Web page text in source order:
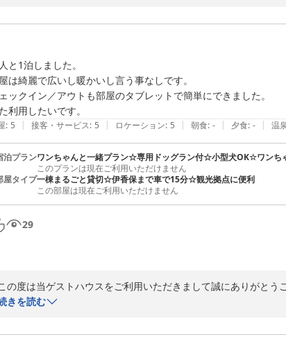
Fi環境につきましては改善を予定しております。お手間をお
後より一層快適にお過ごしいただけるよう改善改修を継続して
たのお越しをスタッフ一同お待ちしております。
01-27
と1泊しました。
は綺麗で広いし暖かいし言う事なしです。
ックイン／アウトも部屋のタブレットで簡単にできました。
利用したいです。
: 5 | 接客・サービス: 5 | ロケーション: 5 | 朝食: - | 夕食: - | 温
泊プランワンちゃんと一緒プラン☆専用ドッグラン付☆小型犬OK☆ワンち
このプランは現在ご利用いただけません
屋タイプ一棟まるごと貸切☆伊香保まで車で15分☆観光拠点に便利
この部屋は現在ご利用いただけません
29
の度は当ゲストハウスをご利用いただきまして誠にありがとう
適にお過ごしいただけましたようでとてもうれしく思います。
01-27
きを読む